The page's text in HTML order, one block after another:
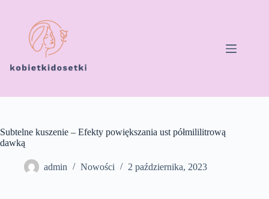
Subtelne kuszenie – Efekty powiększania ust półmililitrową
dawką
admin Nowości 2 października, 2023